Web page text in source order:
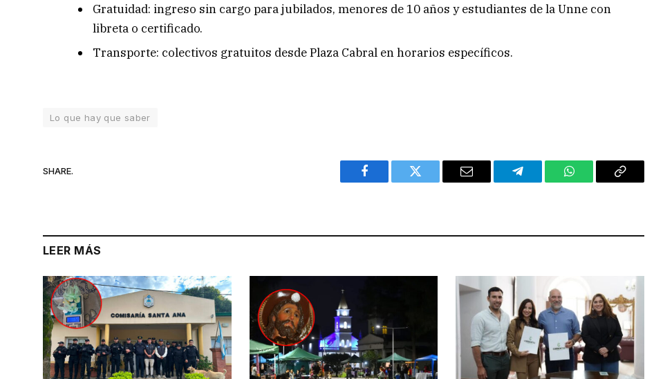
Gratuidad: ingreso sin cargo para jubilados, menores de 10 años y estudiantes de la Unne con
libreta o certificado.
Transporte: colectivos gratuitos desde Plaza Cabral en horarios específicos.
Lo que hay que saber
SHARE.
Facebook Twitter Email Telegram WhatsAppCopy
LEER MÁS